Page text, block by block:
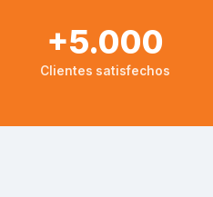
+5.000
Clientes satisfechos